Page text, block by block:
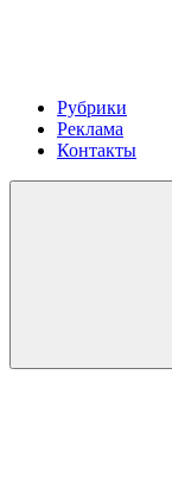
Рубрики
Реклама
Контакты